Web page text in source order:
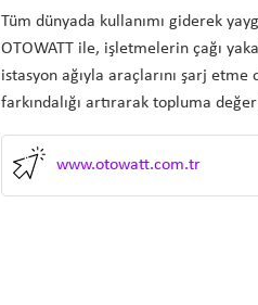
Tüm dünyada kullanımı giderek
OTOWATT ile, işletmelerin çağı
istasyon ağıyla araçlarını şarj
farkındalığı artırarak topluma
www.otowatt.com.tr